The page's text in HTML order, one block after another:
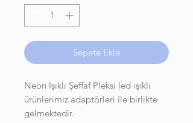
Sepete Ekle
Neon Işıklı Şeffaf Pleksi led ışıklı
ürünlerimiz adaptörleri ile birlikte
gelmektedir.